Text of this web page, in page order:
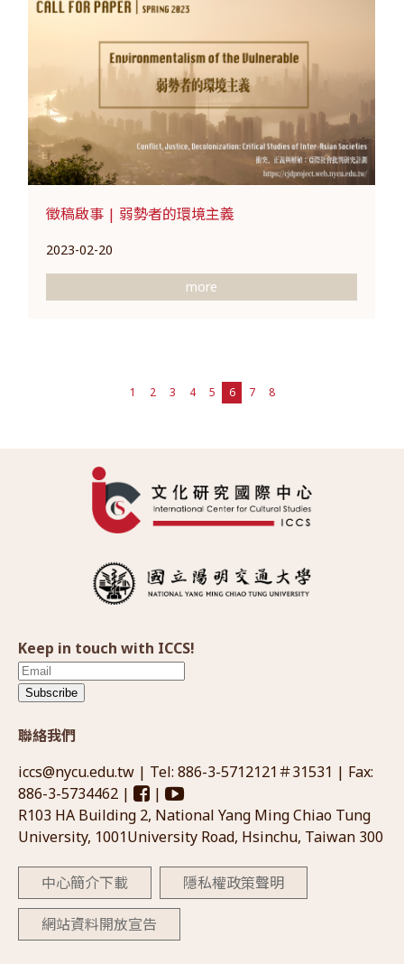
徵稿啟事 | 弱勢者的環境主義
2023-02-20
more
1 2 3 4 5 6 7 8
Keep in touch with ICCS!
Subscribe
聯絡我們
iccs@nycu.edu.tw | Tel: 886-3-5712121＃31531 | Fax:
886-3-5734462 |
|
R103 HA Building 2, National Yang Ming Chiao Tung
University, 1001University Road, Hsinchu, Taiwan 300
中心簡介下載 隱私權政策聲明
網站資料開放宣告